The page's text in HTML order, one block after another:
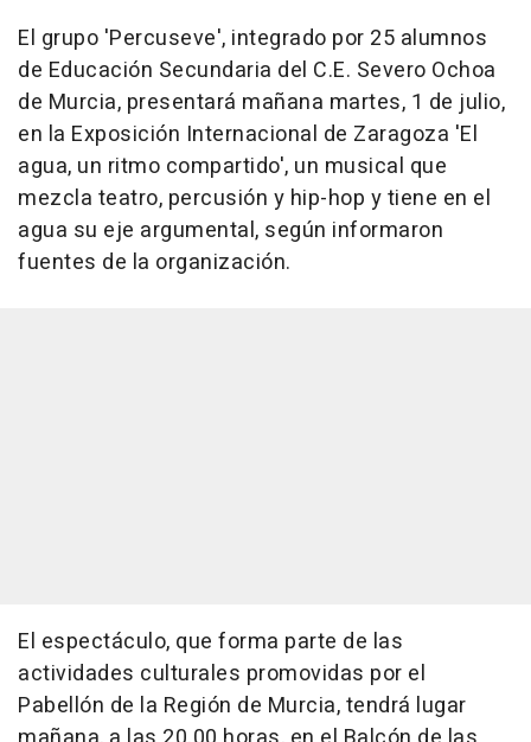
El grupo 'Percuseve', integrado por 25 alumnos
de Educación Secundaria del C.E. Severo Ochoa
de Murcia, presentará mañana martes, 1 de julio,
en la Exposición Internacional de Zaragoza 'El
agua, un ritmo compartido', un musical que
mezcla teatro, percusión y hip-hop y tiene en el
agua su eje argumental, según informaron
fuentes de la organización.
El espectáculo, que forma parte de las
actividades culturales promovidas por el
Pabellón de la Región de Murcia, tendrá lugar